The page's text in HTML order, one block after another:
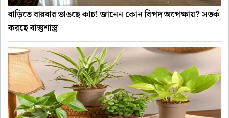
বাড়িতে বারবার ভাঙছে কাচ! জানেন কোন বিপদ অপেক্ষায়? সতর্ক
করছে বাস্তুশাস্ত্র